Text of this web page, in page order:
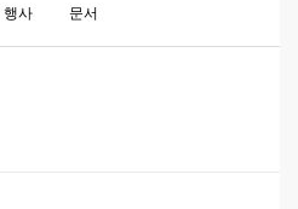
행사 문서